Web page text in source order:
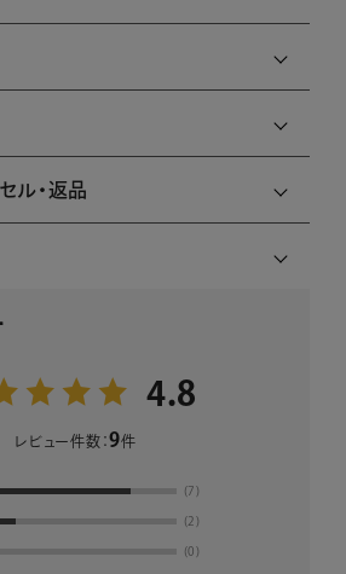
ル・返品
4.8
レビュー件数：9件
(7)
(2)
(0)